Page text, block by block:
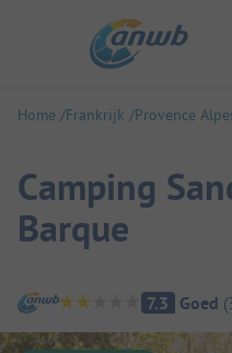
Home Frankrijk Provence
Camping
Barque
Camping 7.3 Goed (